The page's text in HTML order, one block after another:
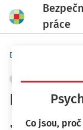
práce
Co jsou,
Domů
PRACOVNÍ PRÁVO
Práce
JUDr. Eva